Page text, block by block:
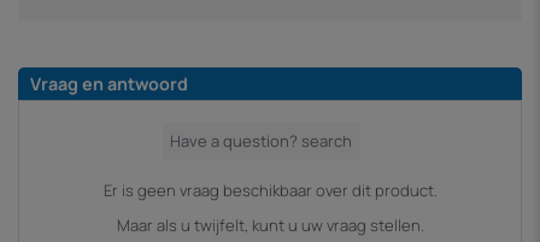
Vraag en antwoord
Er is geen vraag beschikbaar over dit product.
Maar als u twijfelt, kunt u uw vraag stellen.